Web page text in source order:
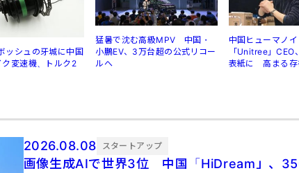
ッシュの牙城に中国
変速機、トルク2
猛暑で沈む高級MPV 中国・
小鵬EV、3万台超の公式リコー
ルへ
中国ヒューマノイ
「Unitree」CEO
表紙に 高まる存
2026.08.08 スタートアップ
画像生成AIで世界3位 中国「HiDream」、